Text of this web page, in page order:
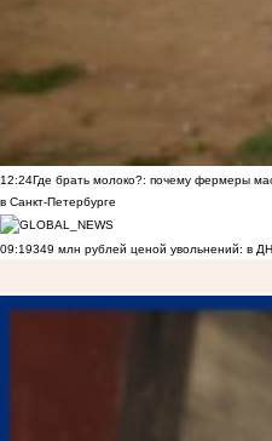
12:24Где брать молоко?: почему фермеры
в Санкт-Петербурге
09:19349 млн рублей ценой увольнений: в